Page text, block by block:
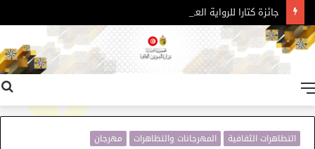
جائزة كتارا للرواية العربية – الدورة 11
التظاهرات الثقافية المهرجانات والتظاهرات مهرجان